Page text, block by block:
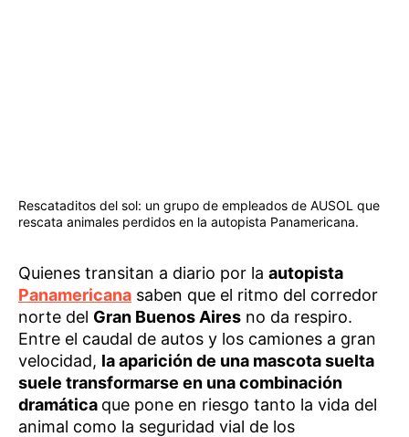
Rescataditos del sol: un grupo de empleados de AUSOL que
rescata animales perdidos en la autopista Panamericana.
Quienes transitan a diario por la autopista
Panamericana saben que el ritmo del corredor
norte del Gran Buenos Aires no da respiro.
Entre el caudal de autos y los camiones a gran
velocidad, la aparición de una mascota suelta
suele transformarse en una combinación
dramática que pone en riesgo tanto la vida del
animal como la seguridad vial de los